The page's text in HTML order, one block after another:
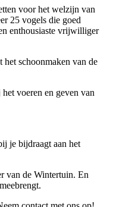
voor het welzijn van
25 vogels die goed
enthousiaste vrijwilliger
het schoonmaken van de
voeren en geven van
je bijdraagt aan het
van de Wintertuin. En